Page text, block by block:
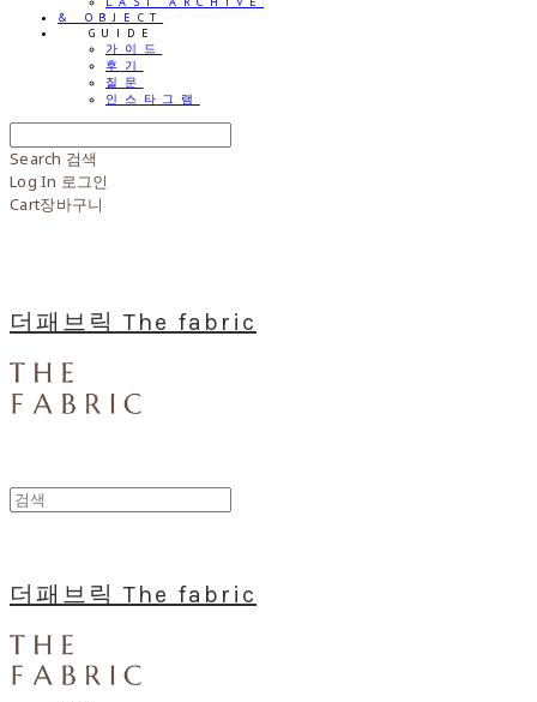
& OBJECT
⠀⠀GUIDE
가이드
후기
질문
인스타그램
Search 검색
Log In 로그인
Cart장바구니
더패브릭 The fabric
더패브릭 The fabric